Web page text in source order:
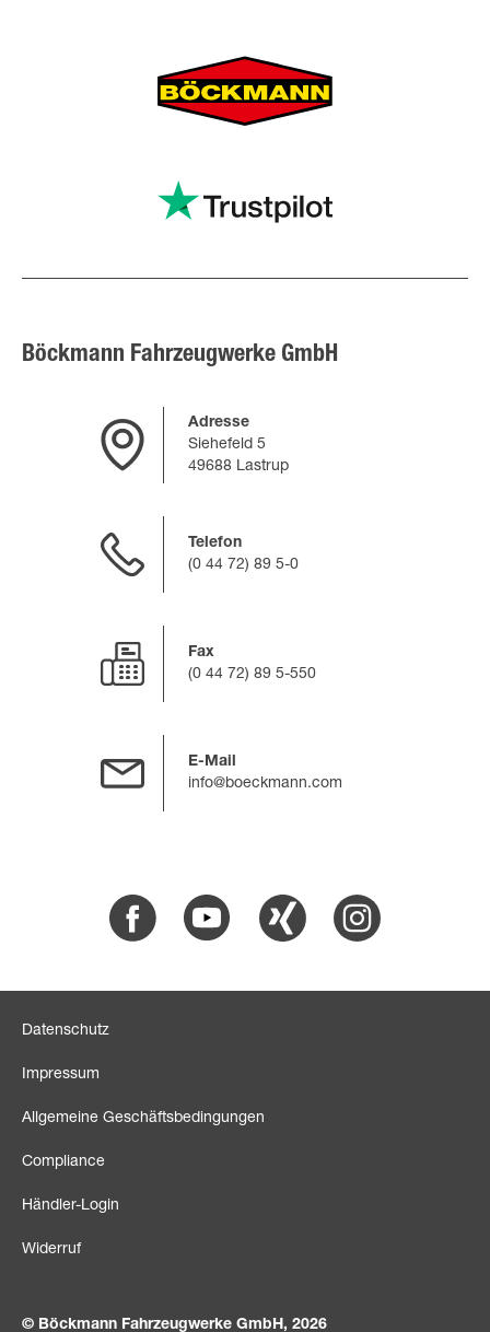
Böckmann Fahrzeugwerke GmbH
Adresse
Siehefeld 5
49688 Lastrup
Telefon
(0 44 72) 89 5-0
Fax
(0 44 72) 89 5-550
E-Mail
info@boeckmann.com
Facebook Youtube Xing Instagram
Datenschutz
Impressum
Allgemeine Geschäftsbedingungen
Compliance
Händler-Login
Widerruf
© Böckmann Fahrzeugwerke GmbH, 2026